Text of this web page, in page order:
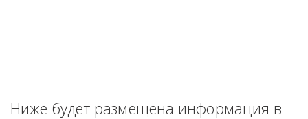
Ниже будет размещена информация в